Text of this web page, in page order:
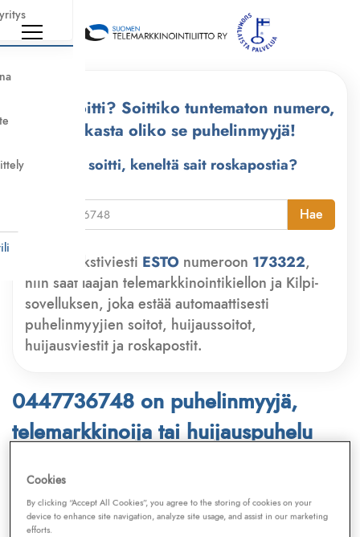
Kuka soitti? Soittiko tuntematon numero,
tarkasta oliko se puhelinmyyjä!
Kuka soitti, keneltä sait roskapostia?
Hae
Lähetä tekstiviesti ESTO numeroon 173322,
niin saat laajan telemarkkinointikiellon ja Kilpi-
sovelluksen, joka estää automaattisesti
puhelinmyyjien soitot, huijaussoitot,
huijausviestit ja roskapostit.
0447736748 on puhelinmyyjä,
telemarkkinoija tai huijauspuhelu
Puhelinnumero
Telemarkkinointiliiton jaKilpi-sovelluksen
tietokannasta, joka kattaa satoja tuhansia
Cookies
By clicking “Accept All Cookies”, you agree to the storing of cookies on your
device to enhance site navigation, analyze site usage, and assist in our marketing
efforts.